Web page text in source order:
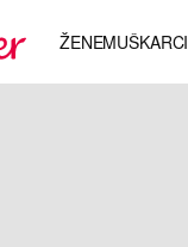
ŽENEMUŠKARCI